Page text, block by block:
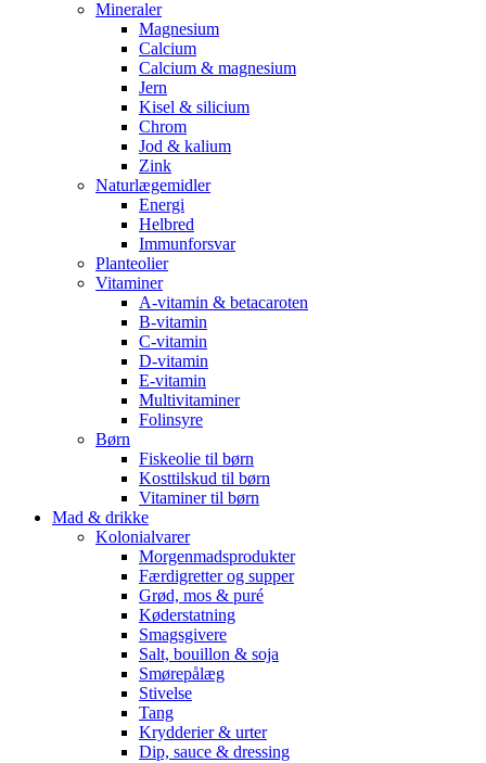
Mineraler
Magnesium
Calcium
Calcium & magnesium
Jern
Kisel & silicium
Chrom
Jod & kalium
Zink
Naturlægemidler
Energi
Helbred
Immunforsvar
Planteolier
Vitaminer
A-vitamin & betacaroten
B-vitamin
C-vitamin
D-vitamin
E-vitamin
Multivitaminer
Folinsyre
Børn
Fiskeolie til børn
Kosttilskud til børn
Vitaminer til børn
Mad & drikke
Kolonialvarer
Morgenmadsprodukter
Færdigretter og supper
Grød, mos & puré
Køderstatning
Smagsgivere
Salt, bouillon & soja
Smørepålæg
Stivelse
Tang
Krydderier & urter
Dip, sauce & dressing